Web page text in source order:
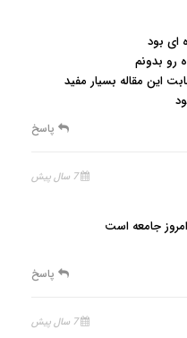
ای بود
رو بدونم
این مقاله بسیار مفید
پاسخ
7 سال پیش
جامعه است
پاسخ
7 سال پیش